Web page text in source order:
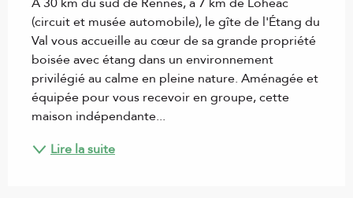
(circuit et musée automobile), le gîte de l'Étang du
Val vous accueille au cœur de sa grande propriété
boisée avec étang dans un environnement
privilégié au calme en pleine nature. Aménagée et
équipée pour vous recevoir en groupe, cette
maison indépendante...
Lire la suite